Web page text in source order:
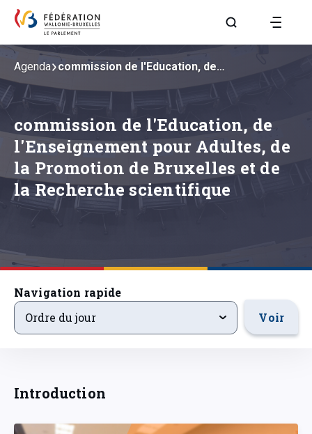
Aller à la page
commission de l'Education, de
l'Enseignement pour Adultes, de
la Promotion de Bruxelles et de
la Recherche scientifique
Agenda commission de l'Education, de…
Navigation rapide
ordre-du-jour
Ordre du jour Voir
Introduction